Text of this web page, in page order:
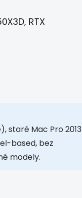
RTX
staré Mac Pro 2013
based, bez
modely.